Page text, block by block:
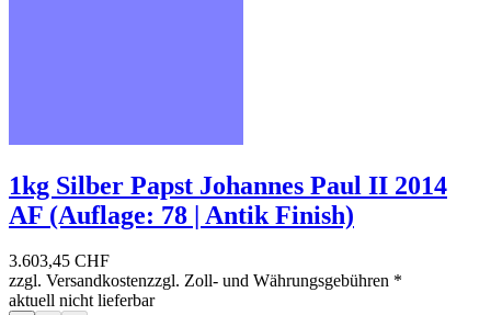
1kg Silber Papst Johannes Paul II 2014
AF (Auflage: 78 | Antik Finish)
3.603,45 CHF
zzgl. Versandkostenzzgl. Zoll- und Währungsgebühren *
aktuell nicht lieferbar